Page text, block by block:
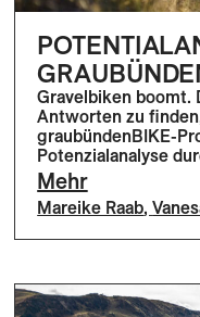
Gravelbiken boomt.
Antworten zu
graubündenBIKE-
Potenzialanalyse
Mehr
Mareike Raab,